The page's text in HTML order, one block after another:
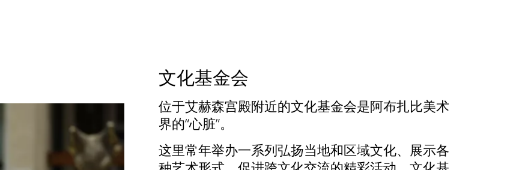
文化基金会
位于艾赫森宫殿附近的文化基金会是阿布扎比美术
界的“心脏”。
这里常年举办一系列弘扬当地和区域文化、展示各